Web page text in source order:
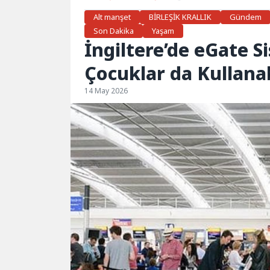
Alt manşet
BİRLEŞİK KRALLIK Gündem
Son Dakika
Yaşam
İngiltere’de eGate
Çocuklar da
14 May 2026